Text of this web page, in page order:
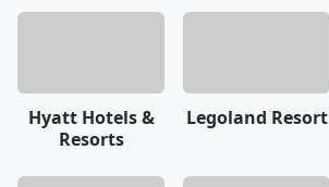
Hyatt Hotels &
Resorts
Legoland Resort